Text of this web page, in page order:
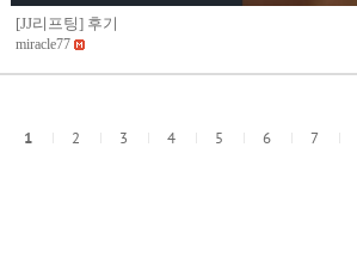
[JJ리프팅] 후기
miracle77
1 2 3 4 5 6 7